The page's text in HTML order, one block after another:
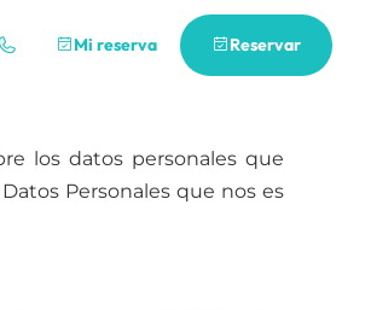
Mi reserva Reservar
los datos personales que
Personales que nos es